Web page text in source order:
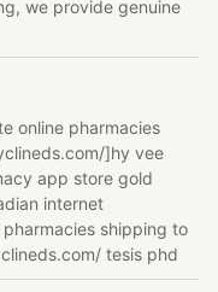
we provide genuine
online pharmacies
]hy vee
app store gold
internet
shipping to
tesis phd